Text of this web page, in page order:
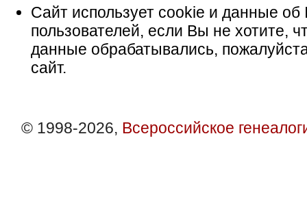
Сайт использует cookie и данные об
пользователей, если Вы не хотите,
данные обрабатывались,
сайт.
© 1998-2026, Всероссийское